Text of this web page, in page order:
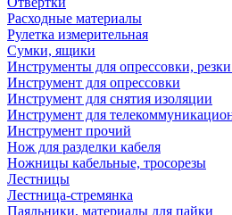
Расходные материалы
Рулетка измерительная
Сумки, ящики
Инструменты для опрессовки,
Инструмент для опрессовки
Инструмент для снятия изоляции
Инструмент для
Инструмент прочий
Нож для разделки кабеля
Ножницы кабельные, тросорезы
Лестницы
Лестница-стремянка
Паяльники, материалы для пайки